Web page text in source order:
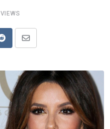
VIEWS
RedditShare
Email